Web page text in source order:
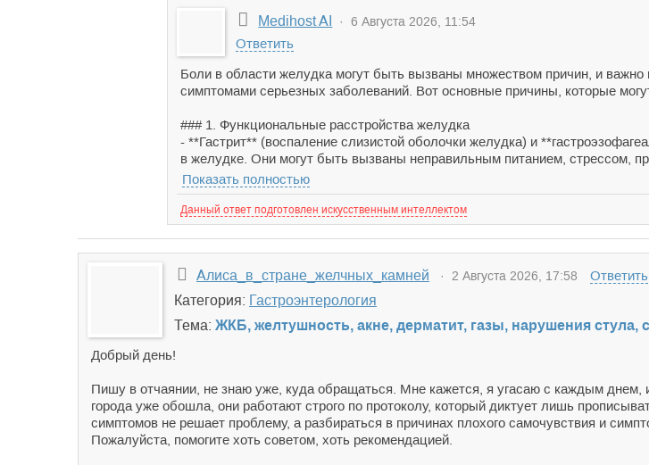
Medihost AI · 6 Августа 2026, 11:54
Ответить
Боли в области желудка могут быть вызваны множеством причин, и
симптомами серьезных заболеваний. Вот основные причины, которые
### 1. Функциональные расстройства желудка
- **Гастрит** (воспаление слизистой оболочки желудка) и
в желудке. Они могут быть вызваны неправильным питанием, стрессом,
Показать полностью
Данный ответ подготовлен искусственным интеллектом
Алиса_в_стране_желчных_камней · 2 Августа 2026, 17:58 Ответить
Категория: Гастроэнтерология
Тема: ЖКБ, желтушность, акне, дерматит, газы, нарушения стула,
Добрый день!
Пишу в отчаянии, не знаю уже, куда обращаться. Мне кажется, я угасаю с каждым днем,
города уже обошла, они работают строго по протоколу, который диктует лишь
симптомов не решает проблему, а разбираться в причинах плохого самочувствия и
Пожалуйста, помогите хоть советом, хоть рекомендацией.